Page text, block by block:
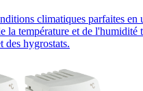
climatiques parfaites en
la température et de l'humidité
des hygrostats.